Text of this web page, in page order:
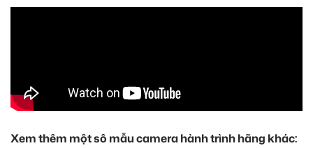
Xem thêm một sô mẫu camera hành trình hãng khác: